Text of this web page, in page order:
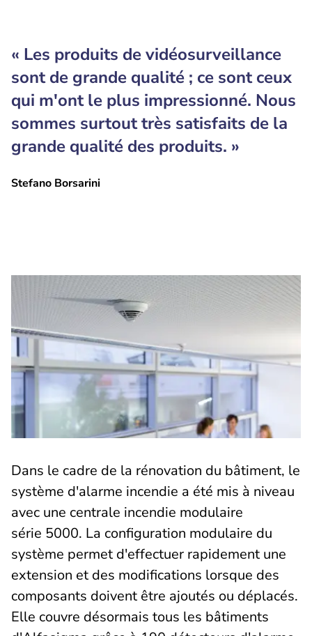
« Les produits de vidéosurveillance
sont de grande qualité ; ce sont ceux
qui m'ont le plus impressionné. Nous
sommes surtout très satisfaits de la
grande qualité des produits. »
Stefano Borsarini
Dans le cadre de la rénovation du bâtiment, le
système d'alarme incendie a été mis à niveau
avec une centrale incendie modulaire
série 5000. La configuration modulaire du
système permet d'effectuer rapidement une
extension et des modifications lorsque des
composants doivent être ajoutés ou déplacés.
Elle couvre désormais tous les bâtiments